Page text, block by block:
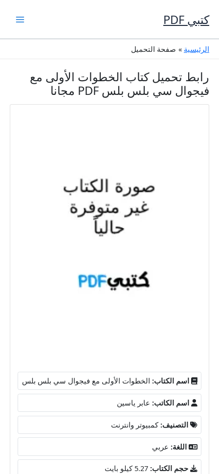
إلى
المحتوى
كتبي PDF
الرئيسية صفحة التحميل
رابط تحميل كتاب الخطوات الأولى مع
فيجوال سي بلس بلس PDF مجانا
اسم الكتاب: الخطوات الأولى مع فيجوال سي بلس بلس
اسم الكاتب: عابر ياسين
التصنيف: كمبيوتر وانترنت
اللغة: عربي
حجم الكتاب: 5.27 كيلو بايت